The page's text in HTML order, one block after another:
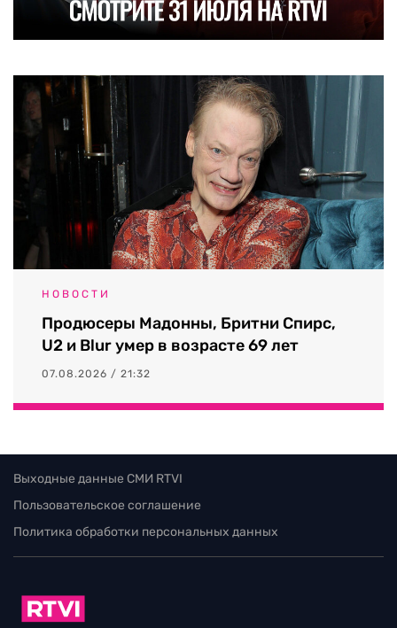
НОВОСТИ
Продюсеры Мадонны, Бритни Спирс,
U2 и Blur умер в возрасте 69 лет
07.08.2026 / 21:32
Выходные данные СМИ RTVI
Пользовательское соглашение
Политика обработки персональных данных